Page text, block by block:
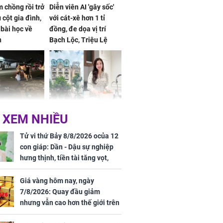
chồng rồi trở
cột gia đình,
học về
Diễn viên AI 'gây sốc'
với cát-xê hơn 1 tỉ
đồng, đe dọa vị trí
Bạch Lộc, Triệu Lệ
Dĩnh
công nhân
đường đi
khu công
Thần
Đỗ Mỹ Linh hé lộ góc
bếp chill của nhà mới -
cạnh biệt thự bầu Hiển
NHIỀU
Tử vi thứ Bảy 8/8/2026 ocủa 12
con giáp: Dần - Dậu sự nghiệp
hưng thịnh, tiền tài tăng vọt,
Mão - Thân công việc bất trắc,
tiền mất tật mang
Giá vàng hôm nay, ngày
7/8/2026: Quay đầu giảm
nhưng vẫn cao hơn thế giới trên
7 triệu đồng